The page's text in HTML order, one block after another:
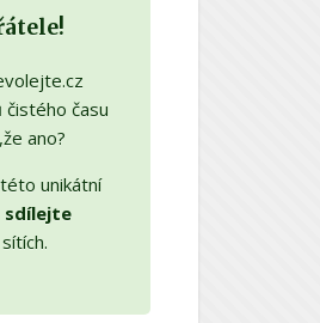
čistého času
ano?
unikátní
sdílejte